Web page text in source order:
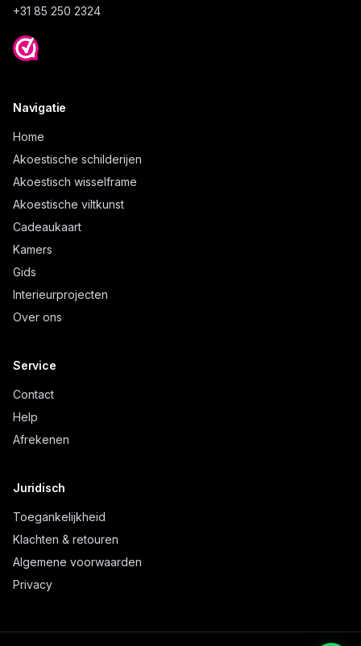
+31 85 250 2324
Navigatie
Home
Akoestische schilderijen
Akoestisch wisselframe
Akoestische viltkunst
Cadeaukaart
Kamers
Gids
Interieurprojecten
Over ons
Service
Contact
Help
Afrekenen
Juridisch
Toegankelijkheid
Klachten & retouren
Algemene voorwaarden
Privacy